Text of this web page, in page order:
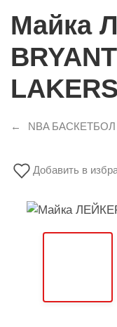
Майка
LAKERS
NBA БАСКЕТБОЛ
Добавить в